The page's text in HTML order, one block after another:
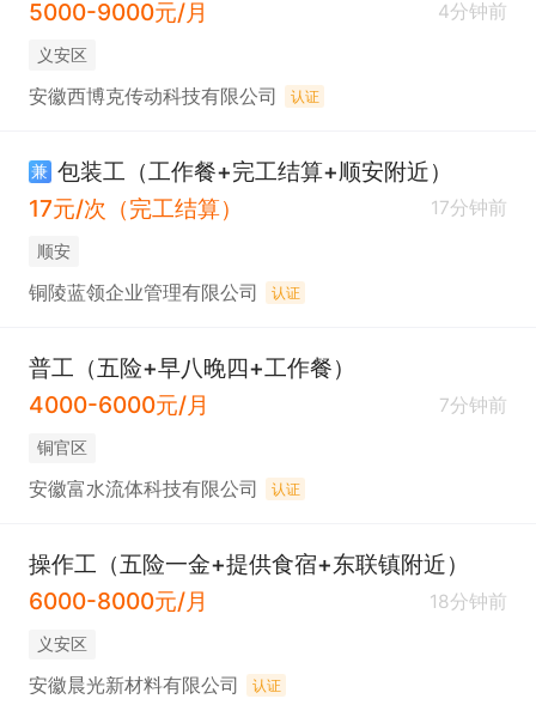
5000-9000元/月
4分钟前
义安区
安徽西博克传动科技有限公司 认证
兼 包装工（工作餐+完工结算+顺安附近）
17元/次（完工结算）
17分钟前
顺安
铜陵蓝领企业管理有限公司 认证
普工（五险+早八晚四+工作餐）
4000-6000元/月
7分钟前
铜官区
安徽富水流体科技有限公司 认证
操作工（五险一金+提供食宿+东联镇附近）
6000-8000元/月
18分钟前
义安区
安徽晨光新材料有限公司 认证